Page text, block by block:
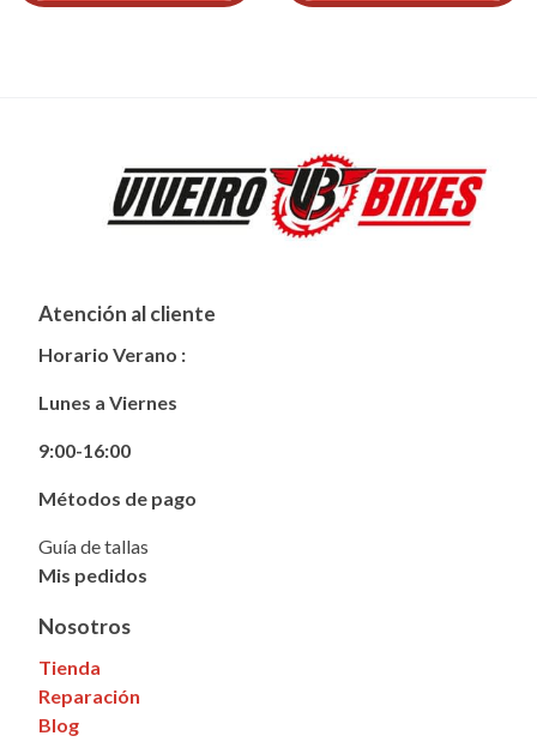
Atención al cliente
Horario Verano :
Lunes a Viernes
9:00-16:00
Métodos de pago
Guía de tallas
Mis pedidos
Nosotros
Tienda
Reparación
Blog